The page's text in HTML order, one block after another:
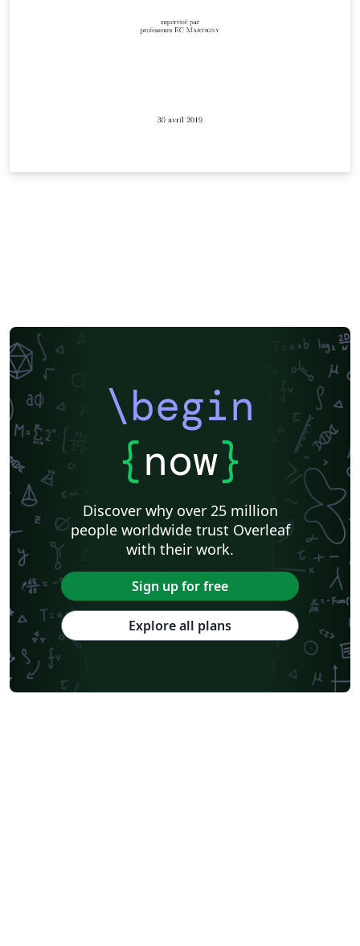
\begin
{now}
Discover why over 25 million
people worldwide trust Overleaf
with their work.
Sign up for free
Explore all plans